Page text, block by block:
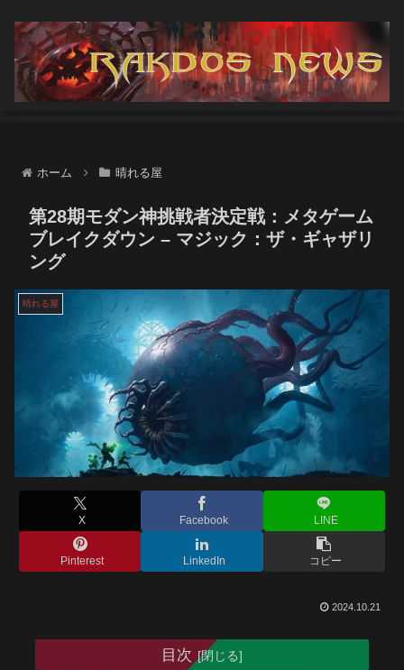
ホーム 晴れる屋
第28期モダン神挑戦者決定戦：メタゲーム
ブレイクダウン – マジック：ザ・ギャザリ
ング
晴れる屋
X Facebook LINE
Pinterest LinkedIn コピー
2024.10.21
目次